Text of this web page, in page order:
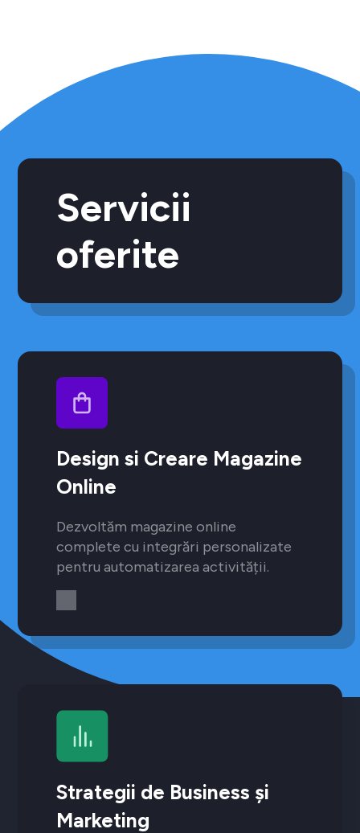
Servicii
oferite
Design si Creare Magazine
Online
Dezvoltăm magazine online
complete cu integrări personalizate
pentru automatizarea activității.
Strategii de Business și
Marketing